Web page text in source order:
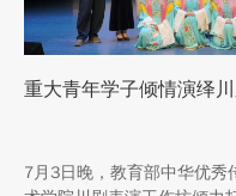
重大青年学子倾情演绎
7月3日晚，教育部中华优秀